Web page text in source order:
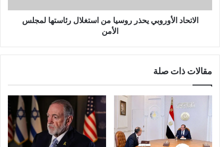
الاتحاد الأوروبي يحذر روسيا من استغلال رئاستها لمجلس
الأمن
مقالات ذات صلة